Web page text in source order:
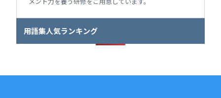
用語集人気ランキング